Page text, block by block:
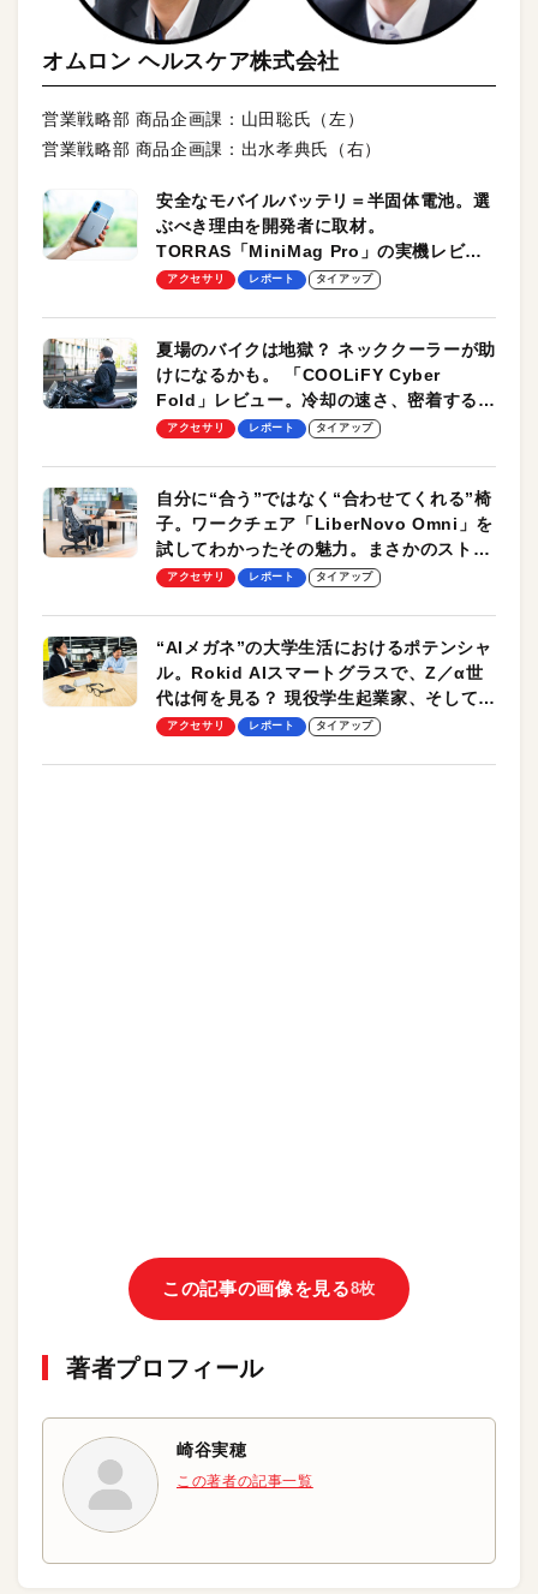
オムロン ヘルスケア株式会社
営業戦略部 商品企画課：山田聡氏（左）
営業戦略部 商品企画課：出水孝典氏（右）
安全なモバイルバッテリ＝半固体電池。選
ぶべき理由を開発者に取材。
TORRAS「MiniMag Pro」の実機レビュ
ーも
アクセサリ レポート タイアップ
夏場のバイクは地獄？ ネッククーラーが助
けになるかも。 「COOLiFY Cyber
Fold」レビュー。冷却の速さ、密着する冷
却プレート、シンプルな操作性がグッド！
アクセサリ レポート タイアップ
自分に“合う”ではなく“合わせてくれる”椅
子。ワークチェア「LiberNovo Omni」を
試してわかったその魅力。まさかのストレ
ッチ機能も搭載
アクセサリ レポート タイアップ
“AIメガネ”の大学生活におけるポテンシャ
ル。Rokid AIスマートグラスで、Z／α世
代は何を見る？ 現役学生起業家、そして教
授による体験会レポート【PR】
アクセサリ レポート タイアップ
この記事の画像を見る8枚
著者プロフィール
崎谷実穂
この著者の記事一覧